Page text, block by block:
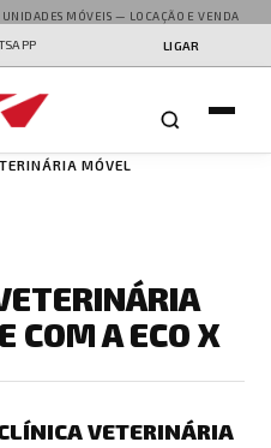
MÓVEIS — LOCAÇÃO E VENDA
LIGAR
MÓVEL
COM A ECO X
VETERINÁRIA